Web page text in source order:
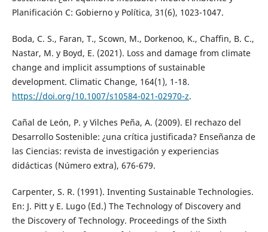
Planificación C: Gobierno y Política, 31(6), 1023-1047.
Boda, C. S., Faran, T., Scown, M., Dorkenoo, K., Chaffin, B. C.,
Nastar, M. y Boyd, E. (2021). Loss and damage from climate
change and implicit assumptions of sustainable
development. Climatic Change, 164(1), 1-18.
https://doi.org/10.1007/s10584-021-02970-z.
Cañal de León, P. y Vilches Peña, A. (2009). El rechazo del
Desarrollo Sostenible: ¿una crítica justificada? Enseñanza de
las Ciencias: revista de investigación y experiencias
didácticas (Número extra), 676-679.
Carpenter, S. R. (1991). Inventing Sustainable Technologies.
En: J. Pitt y E. Lugo (Ed.) The Technology of Discovery and
the Discovery of Technology. Proceedings of the Sixth